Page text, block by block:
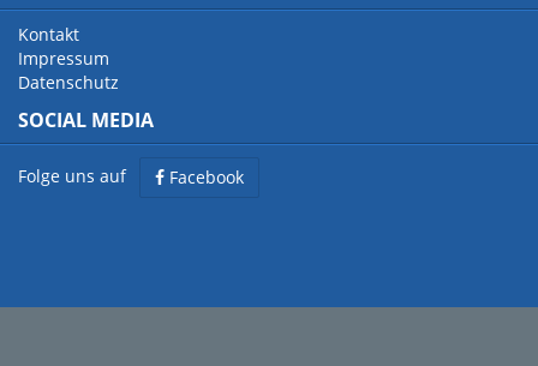
Kontakt
Impressum
Datenschutz
SOCIAL MEDIA
Folge uns auf Facebook